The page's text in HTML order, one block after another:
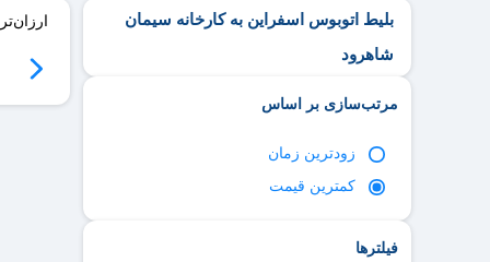
بلیط اتوبوس اسفراین به کارخانه سیمان
شاهرود
مرتب‌سازی بر اساس
زود‌ترین زمان
کمترین قیمت
فیلترها
سه‌شنبه 06/17